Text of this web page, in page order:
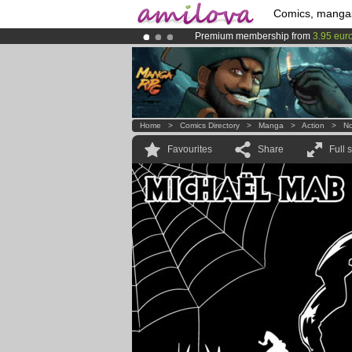
Comics,
Premium membership from 3.95
Already 100000membersand 1000
AmilovaKickstarter is now LIVE!.
Home > Comics Directory > Manga > Action >
Favourites Share Full